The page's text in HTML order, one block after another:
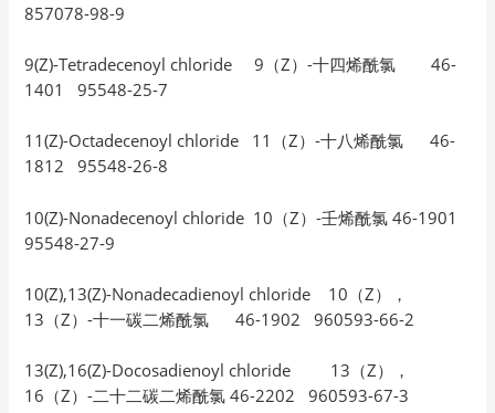
857078-98-9
9(Z)-Tetradecenoyl chloride 9（Z）-十四烯酰氯 46-
1401 95548-25-7
11(Z)-Octadecenoyl chloride 11（Z）-十八烯酰氯 46-
1812 95548-26-8
10(Z)-Nonadecenoyl chloride 10（Z）-壬烯酰氯 46-1901
95548-27-9
10(Z),13(Z)-Nonadecadienoyl chloride 10（Z），
13（Z）-十一碳二烯酰氯 46-1902 960593-66-2
13(Z),16(Z)-Docosadienoyl chloride 13（Z），
16（Z）-二十二碳二烯酰氯 46-2202 960593-67-3